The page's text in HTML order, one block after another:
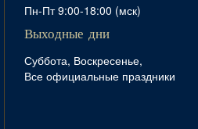
Пн-Пт 9:00-18:00 (мск)
Выходные дни
Суббота, Воскресенье,
Все официальные праздники